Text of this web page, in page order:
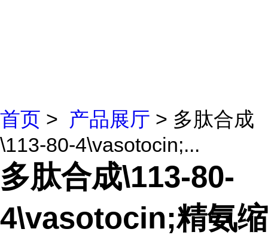
首页 > 产品展厅 > 多肽合成
\113-80-4\vasotocin;...
多肽合成\113-80-
4\vasotocin;精氨缩